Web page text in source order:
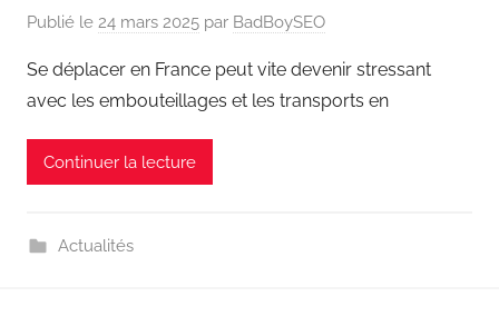
Publié le 24 mars 2025 par BadBoySEO
Se déplacer en France peut vite devenir stressant
avec les embouteillages et les transports en
Continuer la lecture
Actualités